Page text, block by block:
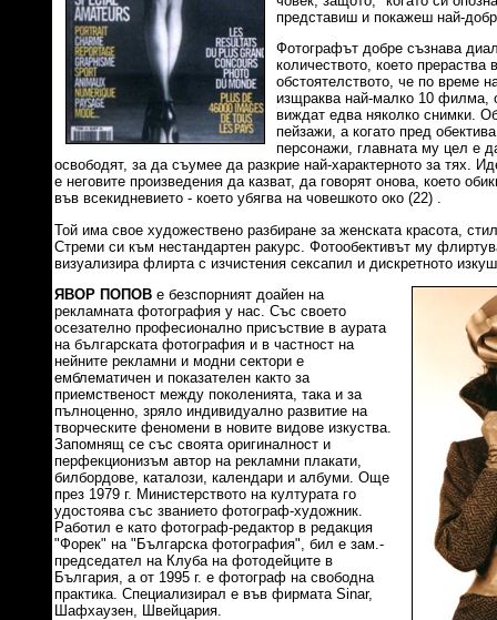
представиш и покажеш най-
Фотографът добре съзнава
количеството, което прераства
обстоятелството, че по време
изщраква най-малко 10 филма,
виждат едва няколко снимки.
пейзажи, а когато пред
персонажи, главната му цел е
освободят, за да съумее да разкрие най-характерното за тях.
е неговите произведения да казват, да говорят онова, което
във всекидневието - което убягва на човешкото око (22) .
Той има свое художествено разбиране за женската красота,
Стреми си към нестандартен ракурс. Фотообективът му
визуализира флирта с изчистения сексапил и дискретното
ЯВОР ПОПОВ е безспорният доайен на
рекламната фотография у нас. Със своето
осезателно професионално присъствие в аурата
на българската фотография и в частност на
нейните рекламни и модни сектори е
емблематичен и показателен както за
приемственост между поколенията, така и за
пълноценно, зряло индивидуално развитие на
творческите феномени в новите видове изкуства.
Запомнящ се със своята оригиналност и
перфекционизъм автор на рекламни плакати,
билбордове, каталози, календари и албуми. Още
през 1979 г. Министерството на културата го
удостоява със званието фотограф-художник.
Работил е като фотограф-редактор в редакция
"Форек" на "Българска фотография", бил е зам.-
председател на Клуба на фотодейците в
България, а от 1995 г. е фотограф на свободна
практика. Специализирал е във фирмата Sinar,
Шафхаузен, Швейцария.